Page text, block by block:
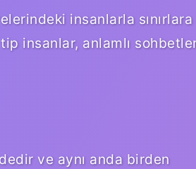
insanlarla sınırlara
insanlar, anlamlı
ve aynı anda birden